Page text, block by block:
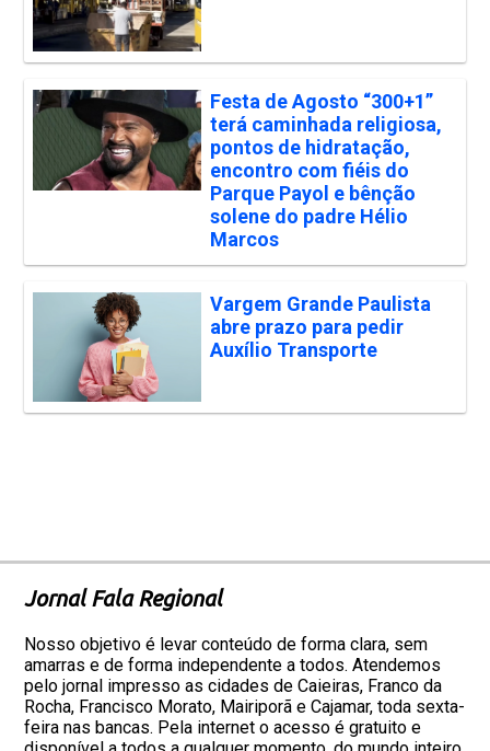
Festa de Agosto “300+1”
terá caminhada religiosa,
pontos de hidratação,
encontro com fiéis do
Parque Payol e bênção
solene do padre Hélio
Marcos
Vargem Grande Paulista
abre prazo para pedir
Auxílio Transporte
Jornal Fala Regional
Nosso objetivo é levar conteúdo de forma clara, sem
amarras e de forma independente a todos. Atendemos
pelo jornal impresso as cidades de Caieiras, Franco da
Rocha, Francisco Morato, Mairiporã e Cajamar, toda sexta-
feira nas bancas. Pela internet o acesso é gratuito e